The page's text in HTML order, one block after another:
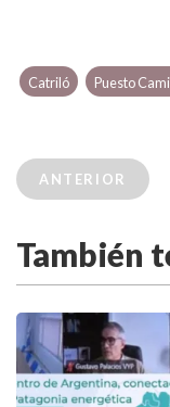
Catriló Puesto
ANTERIOR
También